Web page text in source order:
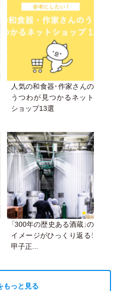
人気の和食器・作家さんの
うつわが見つかるネット
ショップ13選
「300年の歴史ある酒蔵」の
イメージがひっくり返る！
甲子正...
もっと見る